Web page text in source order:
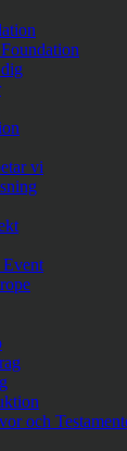
vi
och
fBWwTAVOh9
i Europa.
TegpmZdcSC